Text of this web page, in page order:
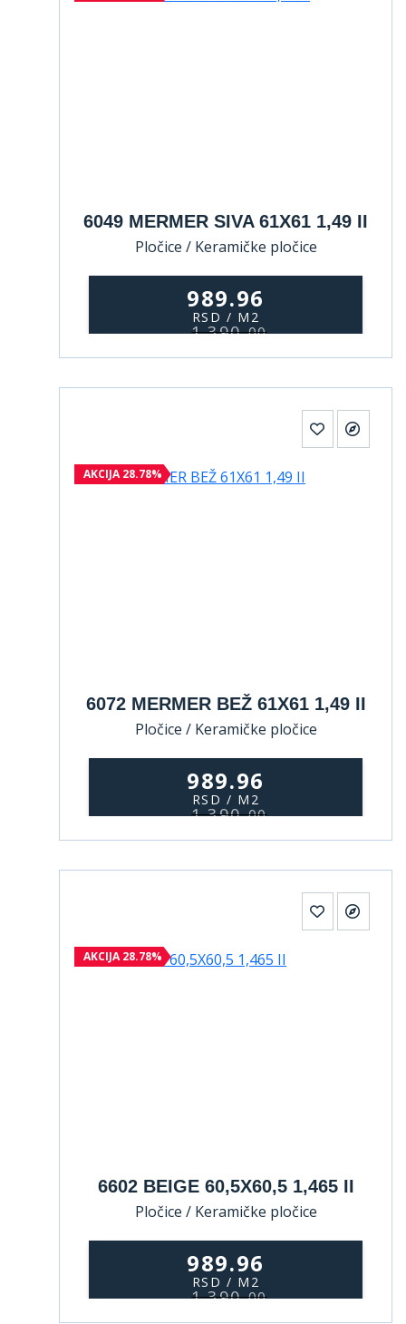
6049 MERMER SIVA 61X61 1,49 II
Pločice / Keramičke pločice
989.96
RSD / M2
1.390,00
AKCIJA 28.78%
6072 MERMER BEŽ 61X61 1,49 II
Pločice / Keramičke pločice
989.96
RSD / M2
1.390,00
AKCIJA 28.78%
6602 BEIGE 60,5X60,5 1,465 II
Pločice / Keramičke pločice
989.96
RSD / M2
1.390,00